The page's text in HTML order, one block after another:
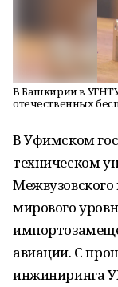
В Башкирии в
отечественных
В Уфимском
техническом
мирового
авиации. С
инжиниринга